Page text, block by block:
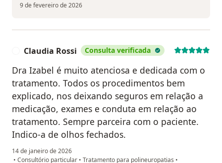
9 de fevereiro de 2026
Claudia Rossi Consulta verificada
Dra Izabel é muito atenciosa e dedicada com o
tratamento. Todos os procedimentos bem
explicado, nos deixando seguros em relação a
medicação, exames e conduta em relação ao
tratamento. Sempre parceira com o paciente.
Indico-a de olhos fechados.
14 de janeiro de 2026
• Consultório particular • Tratamento para polineuropatias •